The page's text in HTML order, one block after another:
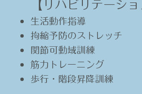
【リハビリテーシ
生活動作指導
拘縮予防のストレッチ
関節可動域訓練
筋力トレーニング
歩行・階段昇降訓練